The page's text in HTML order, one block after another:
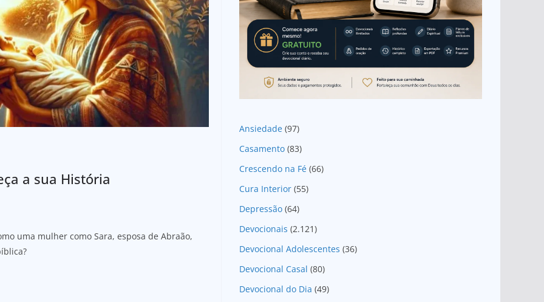
a sua História
uma mulher como Sara, esposa de Abraão,
Ansiedade (97)
Casamento (83)
Crescendo na Fé (66)
Cura Interior (55)
Depressão (64)
Devocionais (2.121)
Devocional Adolescentes (36)
Devocional Casal (80)
Devocional do Dia (49)